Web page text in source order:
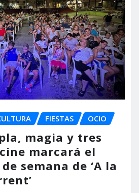
FIESTAS OCIO
magia y tres
marcará el
semana de ‘A la